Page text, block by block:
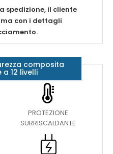
spedizione, il cliente
con i dettagli
composita
12 livelli
PROTEZIONE
SURRISCALDANTE